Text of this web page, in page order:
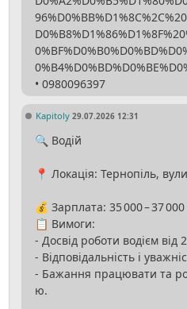
• 0980096397
Kapitoly 29.07.2026 12:31
🔍 Водій
📍 Локація: Тернопіль,
💰 Зарплата: 35 000 – 37
📋 Вимоги:
- Досвід роботи водієм від
- Відповідальність і
- Бажання працювати та
ю.